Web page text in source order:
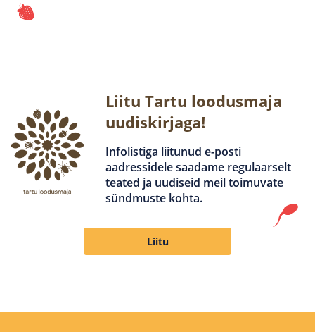
Liitu Tartu loodusmaja
uudiskirjaga!
Infolistiga liitunud e-posti
aadressidele saadame regulaarselt
teated ja uudiseid meil toimuvate
sündmuste kohta.
Liitu